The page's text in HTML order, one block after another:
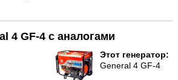
4 GF-4 с аналогами
Этот генератор:
General 4 GF-4